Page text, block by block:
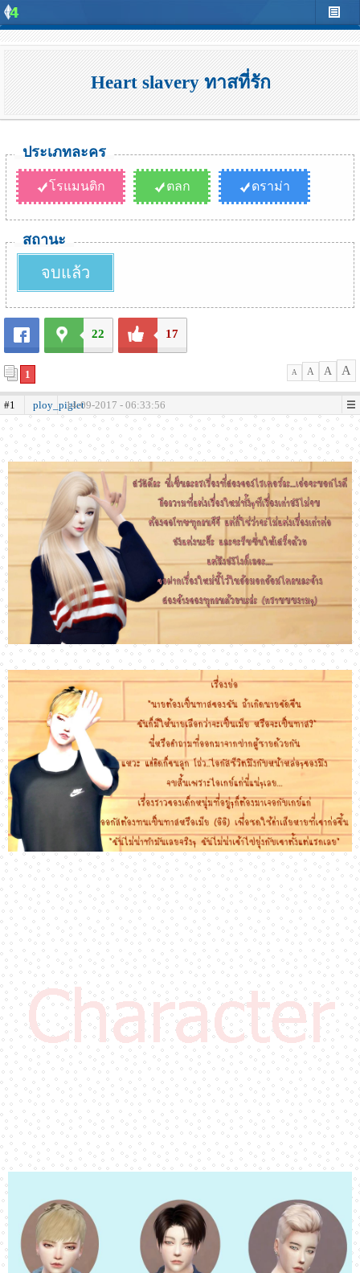
Heart slavery ทาสที่รัก
ประเภทละคร
โรแมนติก ตลก ดราม่า
สถานะ
จบแล้ว
22 17
1 A A A A
#1 ploy_piglet14-09-2017 - 06:33:56